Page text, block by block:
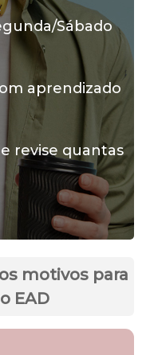
Sábado
aprendizado
revise quantas
motivos para
EAD